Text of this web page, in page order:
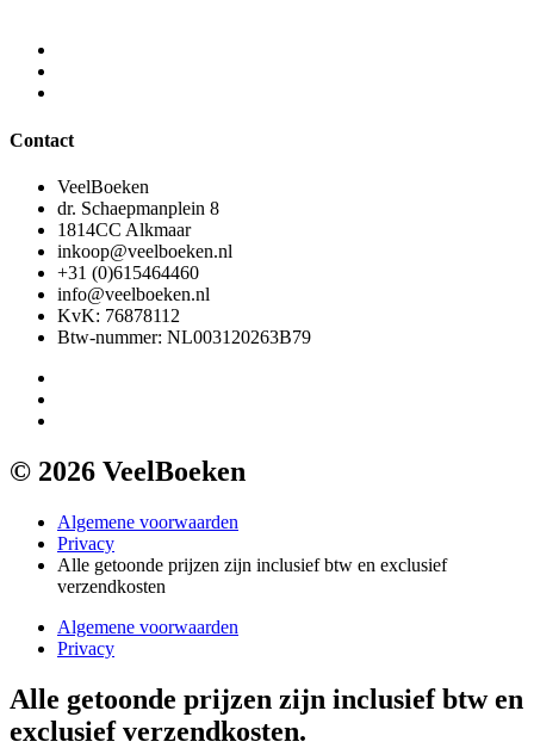
Contact
VeelBoeken
dr. Schaepmanplein 8
1814CC Alkmaar
inkoop@veelboeken.nl
+31 (0)615464460
info@veelboeken.nl
KvK: 76878112
Btw-nummer: NL003120263B79
© 2026 VeelBoeken
Algemene voorwaarden
Privacy
Alle getoonde prijzen zijn inclusief btw en exclusief
verzendkosten
Algemene voorwaarden
Privacy
Alle getoonde prijzen zijn inclusief btw en
exclusief verzendkosten.